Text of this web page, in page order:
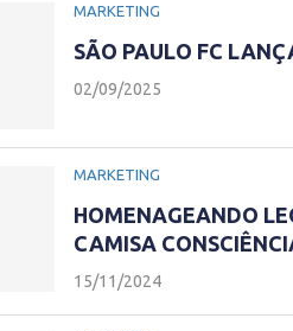
MARKETING
SÃO PAULO FC
02/09/2025
MARKETING
HOMENAGEANDO
CAMISA
15/11/2024